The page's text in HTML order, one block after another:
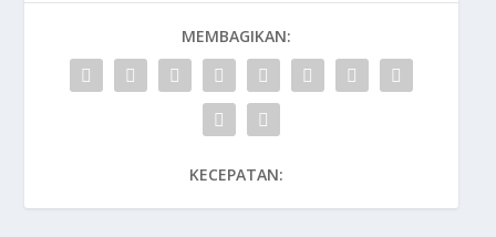
MEMBAGIKAN:
KECEPATAN: